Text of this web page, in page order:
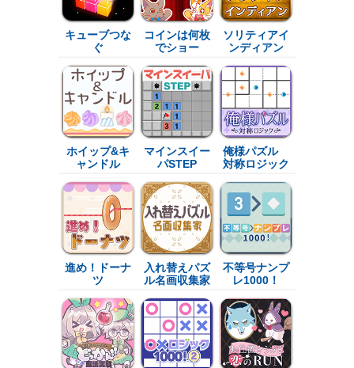
キューブつな
ぐ
コインは何枚
でショー
ソリティアイ
ンディアン
ホイップ&キ
ャンドル
マインスイー
パSTEP
俺様パズル
対称ロジック
進め！ドーナ
ツ
入れ替えパズ
ル名画収集家
不等号ナンプ
レ1000！